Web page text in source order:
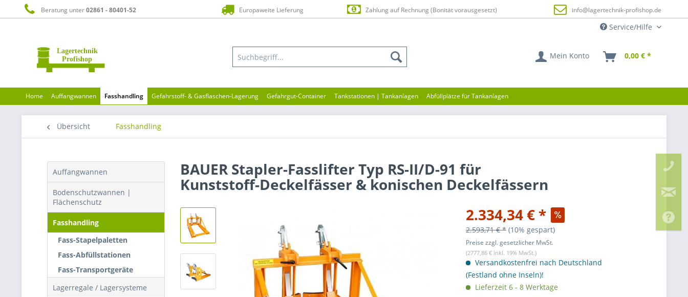
Beratung unter02861 - 80401-52 Europaweite Lieferung Zahlung auf Rechnung (Bonität vorausgesetzt) info@lagertechnik-profishop.de
Service/Hilfe
Mein Konto 0,00 € *
Home Auffangwannen Fasshandling Gefahrstoff- & Gasflaschen-Lagerung Gefahrgut-Container Tankstationen | Tankanlagen Abfüllplätze für Tankanlagen
Übersicht Fasshandling
Auffangwannen
Bodenschutzwannen |
Flächenschutz
Fasshandling
Fass-Stapelpaletten
Fass-Abfüllstationen
Fass-Transportgeräte
Lagerregale / Lagersysteme
BAUER Stapler-Fasslifter Typ RS-II/D-91 für
Kunststoff-Deckelfässer & konischen Deckelfässern
2.334,34 € *
2.593,71 € * (10% gespart)
Preise zzgl. gesetzlicher MwSt.
(2777,86 € inkl. 19% MwSt.)
Versandkostenfrei nach Deutschland
(Festland ohne Inseln)!
Lieferzeit 6 - 8 Werktage